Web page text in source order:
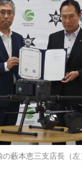
藪本恵三支店長（